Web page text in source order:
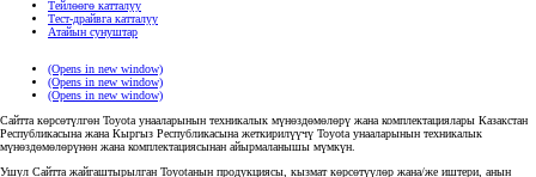
Тейлөөгө катталуу
Тест-драйвга катталуу
Атайын сунуштар
(Opens in new window)
(Opens in new window)
(Opens in new window)
Сайтта көрсөтүлгөн Toyota унааларынын техникалык мүнөздөмөлөрү жана комплектациялары Казакстан
Республикасына жана Кыргыз Республикасына жеткирилүүчү Toyota унааларынын техникалык
мүнөздөмөлөрүнөн жана комплектациясынан айырмаланышы мүмкүн.
Ушул Сайтта жайгаштырылган Toyotaнын продукциясы, кызмат көрсөтүүлөр жана/же иштери, анын